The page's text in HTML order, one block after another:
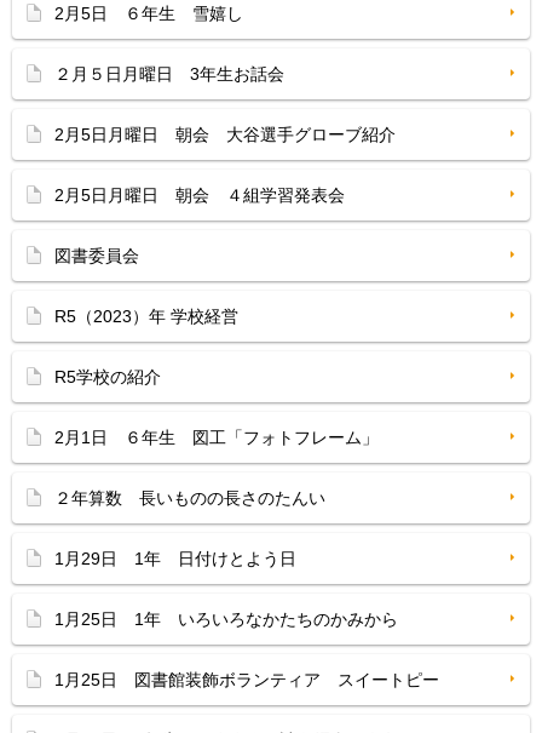
2月5日 ６年生 雪嬉し
２月５日月曜日 3年生お話会
2月5日月曜日 朝会 大谷選手グローブ紹介
2月5日月曜日 朝会 ４組学習発表会
図書委員会
R5（2023）年 学校経営
R5学校の紹介
2月1日 ６年生 図工「フォトフレーム」
２年算数 長いものの長さのたんい
1月29日 1年 日付けとよう日
1月25日 1年 いろいろなかたちのかみから
1月25日 図書館装飾ボランティア スイートピー